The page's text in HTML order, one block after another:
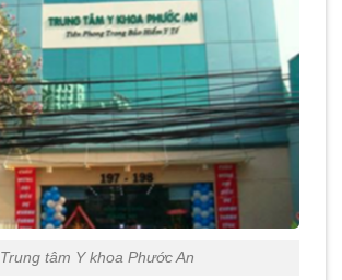
Trung tâm Y khoa Phước An